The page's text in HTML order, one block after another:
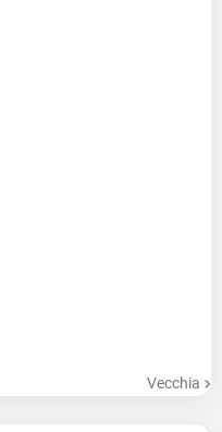
Vecchia